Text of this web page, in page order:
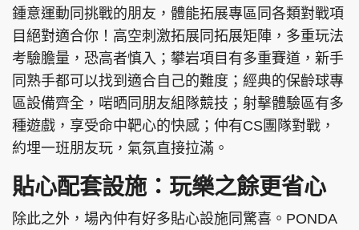
鍾意運動同挑戰的朋友，體能拓展專區同各類對戰項
目絕對適合你！高空刺激拓展同拓展矩陣，多重玩法
考驗膽量，恐高者慎入；攀岩項目有多重賽道，新手
同熟手都可以找到適合自己的難度；經典的保齡球專
區設備齊全，啱晒同朋友組隊競技；射擊體驗區有多
種遊戲，享受命中靶心的快感；仲有CS團隊對戰，
約埋一班朋友玩，氣氛直接拉滿。
貼心配套設施：玩樂之餘更省心
除此之外，場內仲有好多貼心設施同驚喜。PONDA